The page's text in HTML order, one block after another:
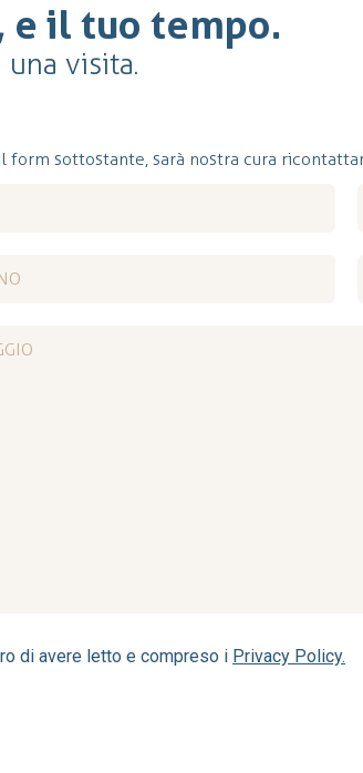
e il tuo tempo.
visita.
form sottostante, sarà nostra cura
di avere letto e compreso i Privacy Policy.